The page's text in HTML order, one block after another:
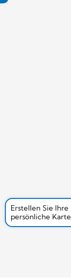
Erstellen Sie Ihre
persönliche Karte